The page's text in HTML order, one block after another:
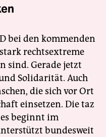
bei den kommenden
rechtsextreme
sind. Gerade jetzt
Solidarität. Auch
die sich vor Ort
einsetzen. Die taz
beginnt im
bundesweit